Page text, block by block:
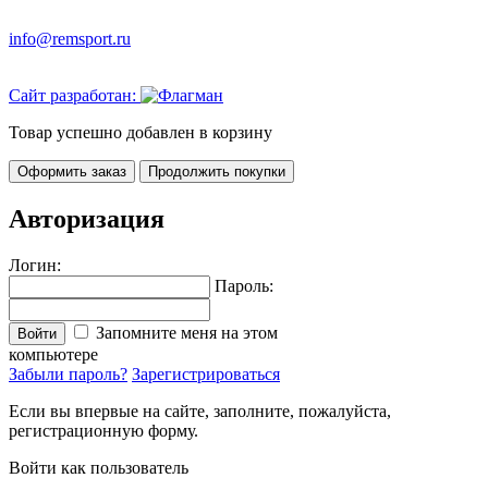
info@remsport.ru
Сайт разработан:
Товар успешно добавлен в корзину
Оформить заказ Продолжить покупки
Авторизация
Логин:
Пароль:
Войти
Запомните меня на этом
компьютере
Забыли пароль? Зарегистрироваться
Если вы впервые на сайте, заполните, пожалуйста,
регистрационную форму.
Войти как пользователь